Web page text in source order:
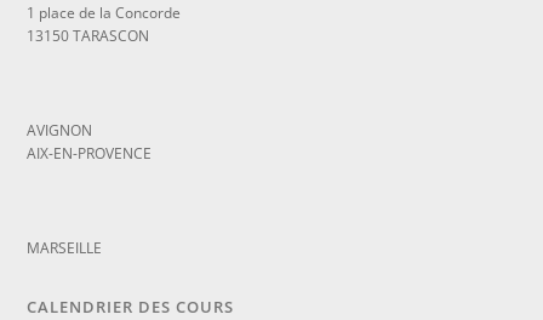
1 place de la Concorde
13150 TARASCON
AVIGNON
AIX-EN-PROVENCE
MARSEILLE
CALENDRIER DES COURS